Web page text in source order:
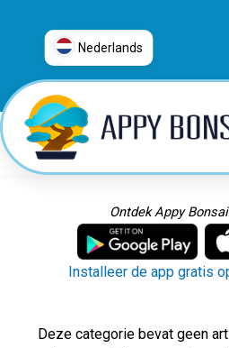
Nederlands
العربية
普通话
Deutsch
English
Français
Italiano
日本語
Português
Ontdek Appy
Installeer de app gratis
Deze categorie bevat geen